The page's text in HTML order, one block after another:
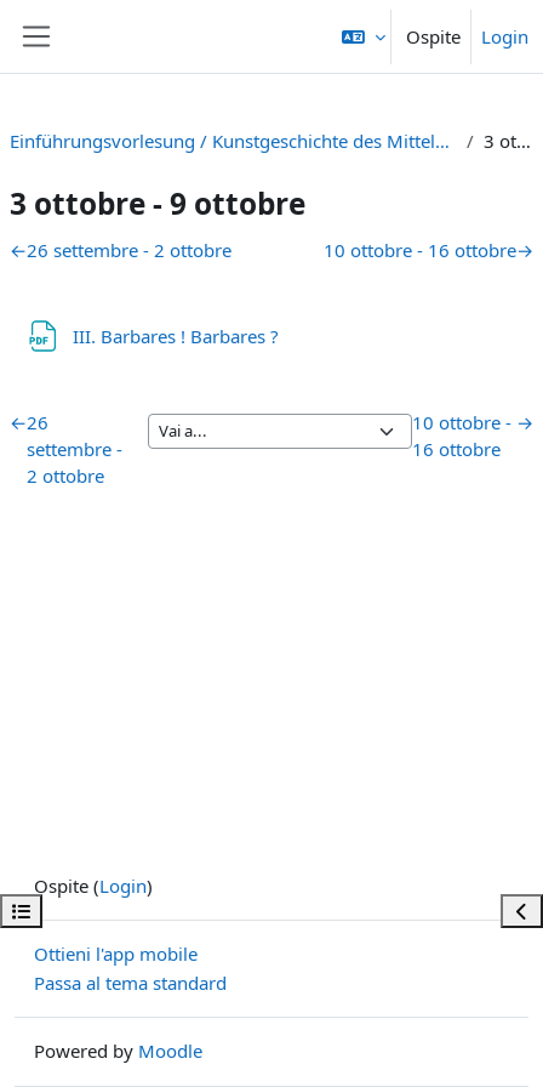
Ospite Login
Apri indice del corso
Einführungsvorlesung / Kunstgeschichte des Mittelalters: Histoire de l’art du Moyen Âge occidental/Kunstgeschichte des westlichen Mittelalters [HS 23] 3 ottobre - 9 ottobre
3 ottobre - 9 ottobre
Schema della sezione
←26 settembre - 2 ottobre 10 ottobre - 16 ottobre→
III. Barbares ! Barbares ?
←26
settembre -
2 ottobre
10 ottobre -
16 ottobre
→
Ospite (Login)
Ottieni l'app mobile
Passa al tema standard
Powered by Moodle